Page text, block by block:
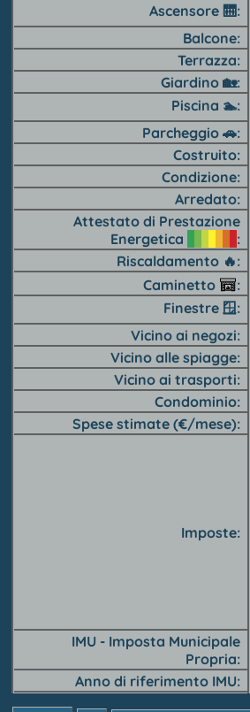
Ascensore 🛗︎
Balcone
Terrazza
Giardino 🏡︎
Piscina 🏊︎
Parcheggio 🚗︎
Costruito
Condizione
Arredato
Attestato di Prestazione
Energetica
Riscaldamento 🔥︎
Caminetto
Finestre 🪟︎
Vicino ai negozi
Vicino alle spiagge
Vicino ai trasporti
Condominio
Spese stimate (€/mese)
Imposte
IMU - Imposta Municipale
Propria
Anno di riferimento IMU